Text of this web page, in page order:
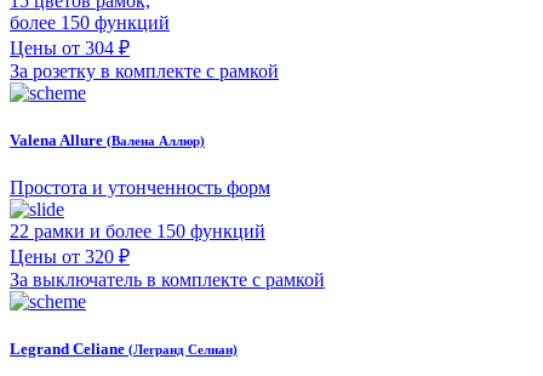
более 150 функций
Цены от 304 ₽
За розетку в комплекте с рамкой
Valena Allure (Валена Аллюр)
Простота и утонченность форм
22 рамки и более 150 функций
Цены от 320 ₽
За выключатель в комплекте с рамкой
Legrand Celiane (Легранд Селиан)